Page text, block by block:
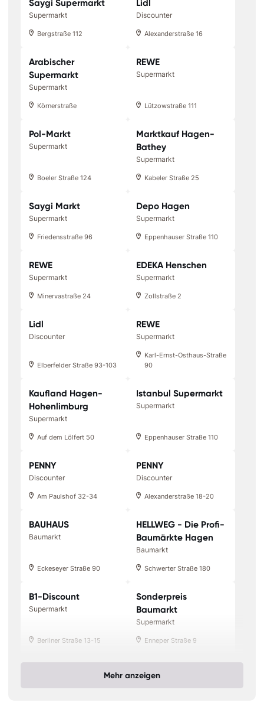
Saygi Supermarkt
Supermarkt
Bergstraße 112
Lidl
Discounter
Alexanderstraße 16
Arabischer
Supermarkt
Supermarkt
Körnerstraße
REWE
Supermarkt
Lützowstraße 111
Pol-Markt
Supermarkt
Boeler Straße 124
Marktkauf Hagen-
Bathey
Supermarkt
Kabeler Straße 25
Saygi Markt
Supermarkt
Friedensstraße 96
Depo Hagen
Supermarkt
Eppenhauser Straße 110
REWE
Supermarkt
Minervastraße 24
EDEKA Henschen
Supermarkt
Zollstraße 2
Lidl
Discounter
Elberfelder Straße 93-103
REWE
Supermarkt
Karl-Ernst-Osthaus-Straße
90
Kaufland Hagen-
Hohenlimburg
Supermarkt
Auf dem Lölfert 50
Istanbul Supermarkt
Supermarkt
Eppenhauser Straße 110
PENNY
Discounter
Am Paulshof 32-34
PENNY
Discounter
Alexanderstraße 18-20
BAUHAUS
Baumarkt
Eckeseyer Straße 90
HELLWEG - Die Profi-
Baumärkte Hagen
Baumarkt
Schwerter Straße 180
B1-Discount
Supermarkt
Berliner Straße 13-15
Sonderpreis
Baumarkt
Supermarkt
Enneper Straße 9
Mehr anzeigen